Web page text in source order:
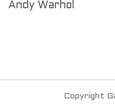
Andy Warhol
Copyright